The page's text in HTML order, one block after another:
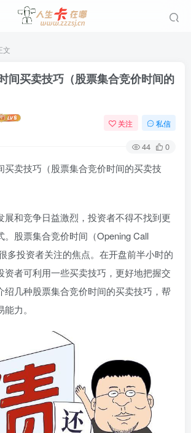
文
间买卖技巧（股票集合竞价时间的
关注 私信
44 0
买卖技巧（股票集合竞价时间的买卖技
展和竞争日益激烈，投资者不得不找到更
。股票集合竞价时间（Opening Call
多投资者关注的焦点。在开盘前半小时的
资者可利用一些买卖技巧，更好地把握交
绍几种股票集合竞价时间的买卖技巧，帮
力。